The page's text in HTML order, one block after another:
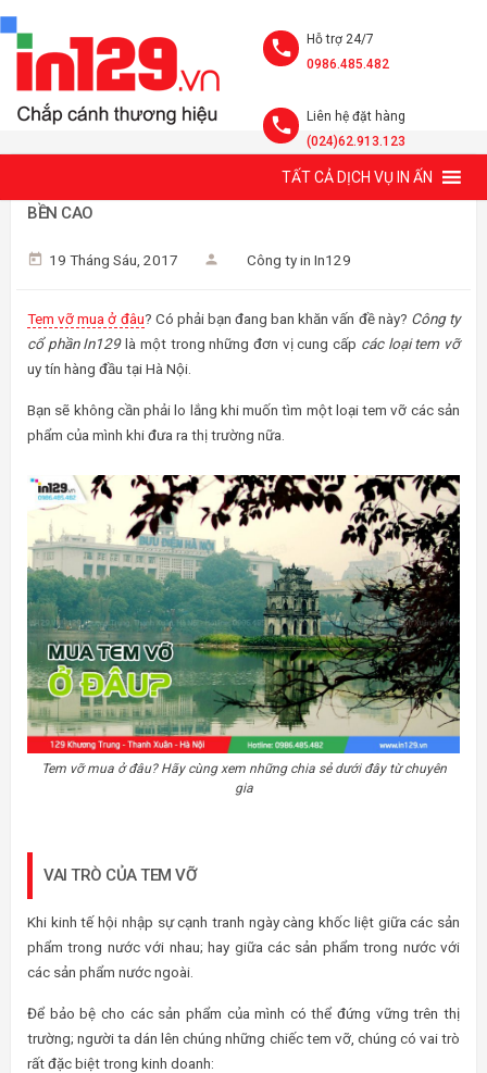
Hỗ trợ 24/7
0986.485.482
Liên hệ đặt hàng
(024)62.913.123
TẤT CẢ DỊCH VỤ IN ẤN
TEM VỠ MUA Ở ĐÂU GIÁ RẺ, ĐẢM BẢO ĐỘ BẢO MẬT VÀ ĐỘ
BỀN CAO
19 Tháng Sáu, 2017 Công ty in In129
Tem vỡ mua ở đâu? Có phải bạn đang ban khăn vấn đề này? Công ty
cổ phần In129là một trong những đơn vị cung cấp các loại tem vỡ
uy tín hàng đầu tại Hà Nội.
Bạn sẽ không cần phải lo lắng khi muốn tìm một loại tem vỡ các sản
phẩm của mình khi đưa ra thị trường nữa.
Tem vỡ mua ở đâu? Hãy cùng xem những chia sẻ dưới đây từ chuyên
gia
VAI TRÒ CỦA TEM VỠ
Khi kinh tế hội nhập sự cạnh tranh ngày càng khốc liệt giữa các sản
phẩm trong nước với nhau; hay giữa các sản phẩm trong nước với
các sản phẩm nước ngoài.
Để bảo bệ cho các sản phẩm của mình có thể đứng vững trên thị
trường; người ta dán lên chúng những chiếc tem vỡ, chúng có vai trò
rất đặc biệt trong kinh doanh: